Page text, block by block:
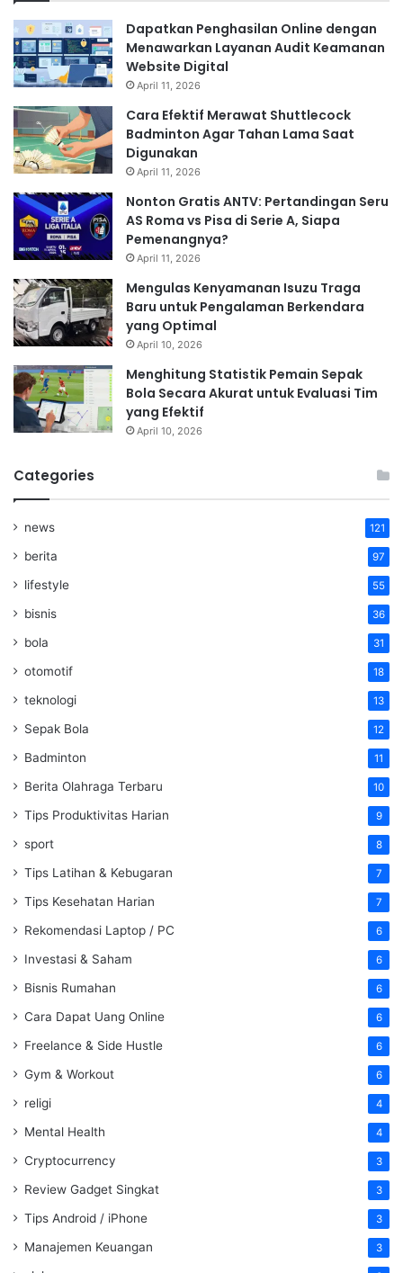
Dapatkan Penghasilan Online dengan
Menawarkan Layanan Audit Keamanan
Website Digital
April 11, 2026
Cara Efektif Merawat Shuttlecock
Badminton Agar Tahan Lama Saat
Digunakan
April 11, 2026
Nonton Gratis ANTV: Pertandingan Seru
AS Roma vs Pisa di Serie A, Siapa
Pemenangnya?
April 11, 2026
Mengulas Kenyamanan Isuzu Traga
Baru untuk Pengalaman Berkendara
yang Optimal
April 10, 2026
Menghitung Statistik Pemain Sepak
Bola Secara Akurat untuk Evaluasi Tim
yang Efektif
April 10, 2026
Categories
news 121
berita 97
lifestyle 55
bisnis 36
bola 31
otomotif 18
teknologi 13
Sepak Bola 12
Badminton 11
Berita Olahraga Terbaru 10
Tips Produktivitas Harian 9
sport 8
Tips Latihan & Kebugaran 7
Tips Kesehatan Harian 7
Rekomendasi Laptop / PC 6
Investasi & Saham 6
Bisnis Rumahan 6
Cara Dapat Uang Online 6
Freelance & Side Hustle 6
Gym & Workout 6
religi 4
Mental Health 4
Cryptocurrency 3
Review Gadget Singkat 3
Tips Android / iPhone 3
Manajemen Keuangan 3